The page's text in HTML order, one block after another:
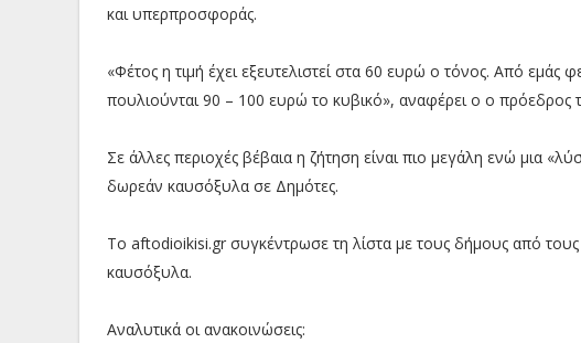
και υπερπροσφοράς.
«Φέτος η τιμή έχει εξευτελιστεί στα 60 ευρώ ο τόνος. Από εμάς
πουλιούνται 90 – 100 ευρώ το κυβικό», αναφέρει ο ο πρόεδρος
Σε άλλες περιοχές βέβαια η ζήτηση είναι πιο μεγάλη ενώ μια
δωρεάν καυσόξυλα σε Δημότες.
Το aftodioikisi.gr συγκέντρωσε τη λίστα με τους δήμους από
καυσόξυλα.
Αναλυτικά οι ανακοινώσεις: